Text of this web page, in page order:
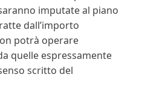
imputate al piano
dall’importo
potrà operare
quelle espressamente
scritto del